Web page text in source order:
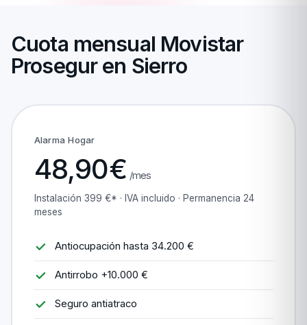
Cuota mensual Movistar
Prosegur en Sierro
Alarma Hogar
48,90€ /mes
Instalación 399 €* · IVA incluido · Permanencia 24
meses
Antiocupación hasta 34.200 €
Antirrobo +10.000 €
Seguro antiatraco